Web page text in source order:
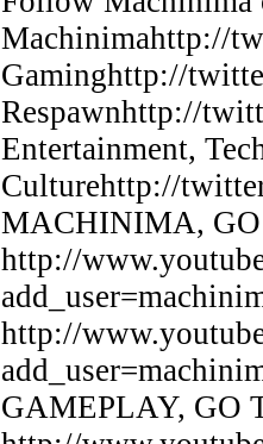
Machinimahttp://
Gaminghttp://
Respawnhttp://
Entertainment,
Culturehttp://
MACHINIMA,
http://
http://
GAMEPLAY, GO